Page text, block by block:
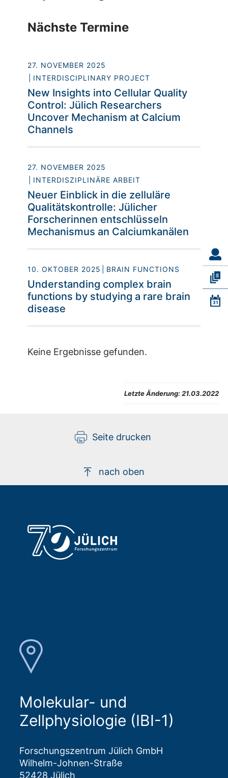
Nächste Termine
27. NOVEMBER 2025
INTERDISCIPLINARY PROJECT
New Insights into Cellular Quality
Control: Jülich Researchers
Uncover Mechanism at Calcium
Channels
27. NOVEMBER 2025
INTERDISZIPLINÄRE ARBEIT
Neuer Einblick in die zelluläre
Qualitätskontrolle: Jülicher
Forscherinnen entschlüsseln
Mechanismus an Calciumkanälen
10. OKTOBER 2025 BRAIN FUNCTIONS
Understanding complex brain
functions by studying a rare brain
disease
Keine Ergebnisse gefunden.
Letzte Änderung:21.03.2022
Seite drucken
nach oben
Molekular- und
Zellphysiologie (IBI-1)
Forschungszentrum Jülich GmbH
Wilhelm-Johnen-Straße
52428 Jülich